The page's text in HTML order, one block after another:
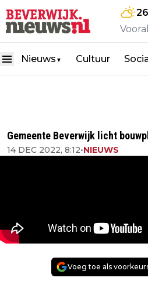
26
Nieuws ▼ Cultuur
Gemeente Beverwijk licht
14 DEC 2022, 8:12•NIEUWS
Voeg toe als